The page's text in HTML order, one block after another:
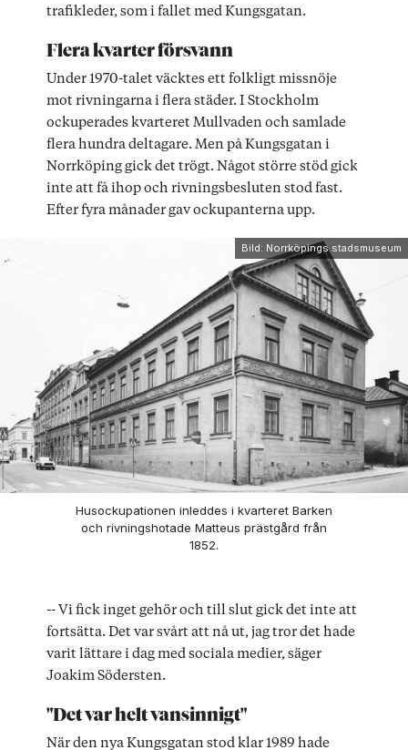
trafikleder, som i fallet med Kungsgatan.
Flera kvarter försvann
Under 1970-talet väcktes ett folkligt missnöje
mot rivningarna i flera städer. I Stockholm
ockuperades kvarteret Mullvaden och samlade
flera hundra deltagare. Men på Kungsgatan i
Norrköping gick det trögt. Något större stöd gick
inte att få ihop och rivningsbesluten stod fast.
Efter fyra månader gav ockupanterna upp.
Bild: Norrköpings stadsmuseum
Husockupationen inleddes i kvarteret Barken
och rivningshotade Matteus prästgård från
1852.
-- Vi fick inget gehör och till slut gick det inte att
fortsätta. Det var svårt att nå ut, jag tror det hade
varit lättare i dag med sociala medier, säger
Joakim Södersten.
"Det var helt vansinnigt"
När den nya Kungsgatan stod klar 1989 hade